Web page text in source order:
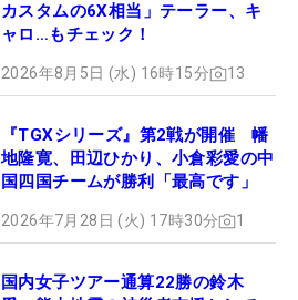
カスタムの6X相当」テーラー、キ
ャロ…もチェック！
2026年8月5日 (水) 16時15分 13
『TGXシリーズ』第2戦が開催 幡
地隆寛、田辺ひかり、小倉彩愛の中
国四国チームが勝利「最高です」
2026年7月28日 (火) 17時30分 1
国内女子ツアー通算22勝の鈴木